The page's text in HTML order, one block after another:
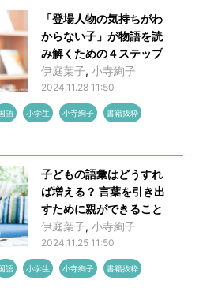
「登場人物の気持ちがわ
からない子」が物語を読
み解くための４ステップ
伊庭葉子, 小寺絢子
2024.11.28 11:50
語 小学生 小寺絢子 書籍抜粋
子どもの語彙はどうすれ
ば増える？ 言葉を引き出
すために親ができること
伊庭葉子, 小寺絢子
2024.11.25 11:50
語 小学生 小寺絢子 書籍抜粋